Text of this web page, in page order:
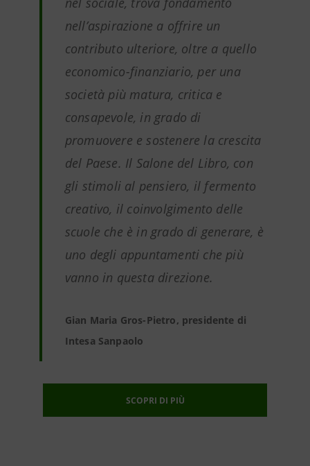
nell’aspirazione a offrire un
contributo ulteriore, oltre a quello
economico-finanziario, per una
società più matura, critica e
consapevole, in grado di
promuovere e sostenere la crescita
del Paese. Il Salone del Libro, con
gli stimoli al pensiero, il fermento
creativo, il coinvolgimento delle
scuole che è in grado di generare, è
uno degli appuntamenti che più
vanno in questa direzione.
Gian Maria Gros-Pietro, presidente di
Intesa Sanpaolo
SCOPRI DI PIÙ